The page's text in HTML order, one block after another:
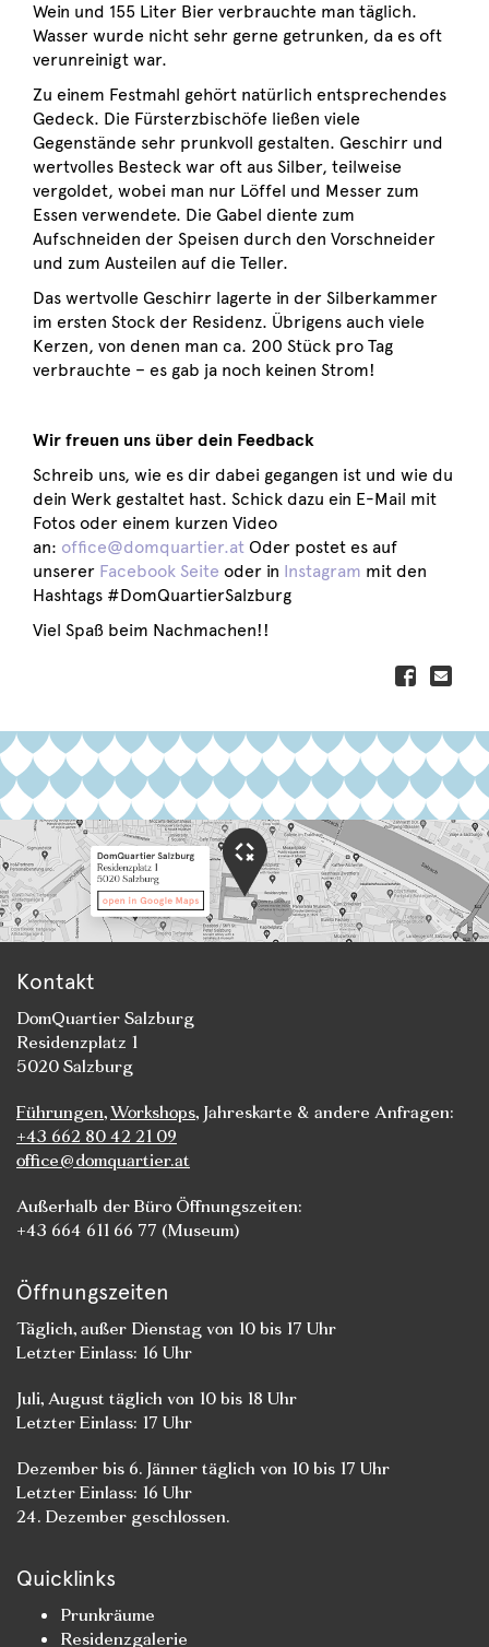
Wein und 155 Liter Bier verbrauchte man täglich.
Wasser wurde nicht sehr gerne getrunken, da es oft
verunreinigt war.
Zu einem Festmahl gehört natürlich entsprechendes
Gedeck. Die Fürsterzbischöfe ließen viele
Gegenstände sehr prunkvoll gestalten. Geschirr und
wertvolles Besteck war oft aus Silber, teilweise
vergoldet, wobei man nur Löffel und Messer zum
Essen verwendete. Die Gabel diente zum
Aufschneiden der Speisen durch den Vorschneider
und zum Austeilen auf die Teller.
Das wertvolle Geschirr lagerte in der Silberkammer
im ersten Stock der Residenz. Übrigens auch viele
Kerzen, von denen man ca. 200 Stück pro Tag
verbrauchte – es gab ja noch keinen Strom!
Wir freuen uns über dein Feedback
Schreib uns, wie es dir dabei gegangen ist und wie du
dein Werk gestaltet hast. Schick dazu ein E-Mail mit
Fotos oder einem kurzen Video
an: office@domquartier.at Oder postet es auf
unserer Facebook Seite oder in Instagram mit den
Hashtags #DomQuartierSalzburg
Viel Spaß beim Nachmachen!!
Kontakt
DomQuartier Salzburg
Residenzplatz 1
5020 Salzburg
Führungen,Workshops, Jahreskarte & andere Anfragen:
+43 662 80 42 21 09
office@domquartier.at
Außerhalb der Büro Öffnungszeiten:
+43 664 611 66 77 (Museum)
Öffnungszeiten
Täglich, außer Dienstag von 10 bis 17 Uhr
Letzter Einlass: 16 Uhr
Juli, August täglich von 10 bis 18 Uhr
Letzter Einlass: 17 Uhr
Dezember bis 6. Jänner täglich von 10 bis 17 Uhr
Letzter Einlass: 16 Uhr
24. Dezember geschlossen.
Quicklinks
Prunkräume
Residenzgalerie